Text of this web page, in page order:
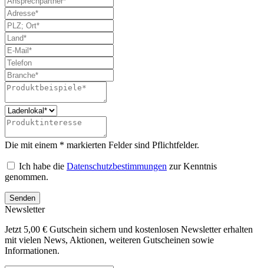
Die mit einem * markierten Felder sind Pflichtfelder.
Ich habe die Datenschutzbestimmungen zur Kenntnis
genommen.
Senden
Newsletter
Jetzt 5,00 € Gutschein sichern und kostenlosen Newsletter erhalten
mit vielen News, Aktionen, weiteren Gutscheinen sowie
Informationen.